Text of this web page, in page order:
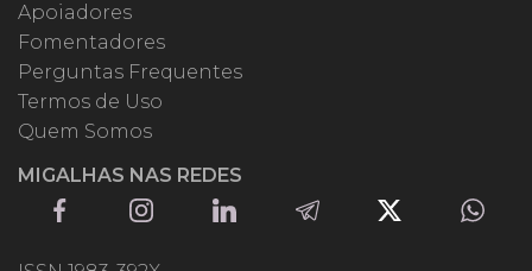
Apoiadores
Fomentadores
Perguntas Frequentes
Termos de Uso
Quem Somos
MIGALHAS NAS REDES